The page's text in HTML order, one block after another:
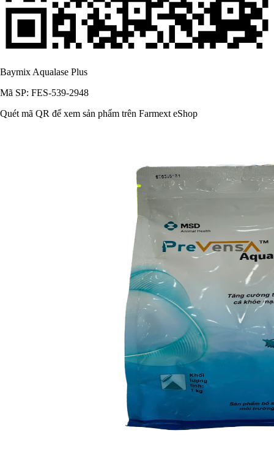
Baymix Aqualase Plus
Mã SP: FES-539-2948
Quét mã QR để xem sản phẩm trên Farmext eShop